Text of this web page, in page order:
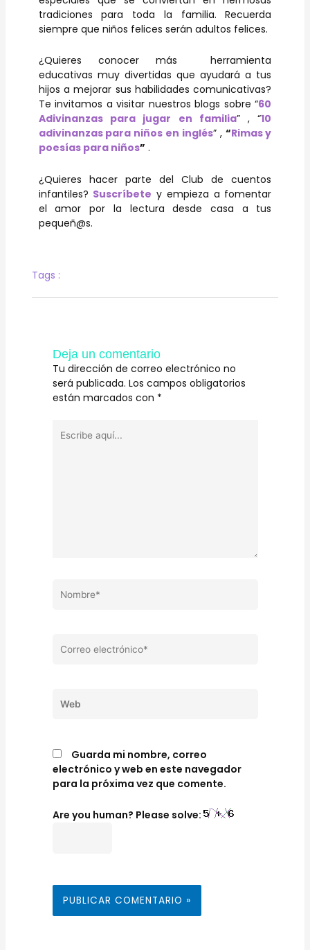
tradiciones para toda la familia. Recuerda
siempre que niños felices serán adultos felices.
¿Quieres conocer más herramienta
educativas muy divertidas que ayudará a tus
hijos a mejorar sus habilidades comunicativas?
Te invitamos a visitar nuestros blogs sobre “60
Adivinanzas para jugar en familia” , “10
adivinanzas para niños en inglés” , “Rimas y
poesías para niños” .
¿Quieres hacer parte del Club de cuentos
infantiles? Suscríbete y empieza a fomentar
el amor por la lectura desde casa a tus
pequeñ@s.
Tags :
Deja un comentario
Tu dirección de correo electrónico no
será publicada. Los campos obligatorios
están marcados con *
aquí...
electrónico*
Guarda mi nombre, correo
electrónico y web en este navegador
para la próxima vez que comente.
Are you human? Please solve: